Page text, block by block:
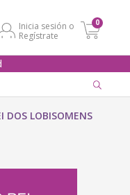
Inicia sesión o
Regístrate
0
DOS LOBISOMENS